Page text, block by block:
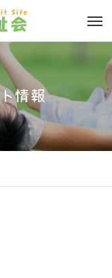
情報